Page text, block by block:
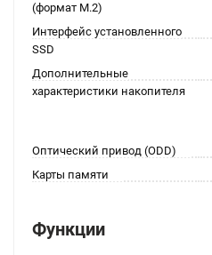
(формат M.2)
Интерфейс установленного
SSD
Дополнительные
характеристики накопителя
Оптический привод (ODD)
Карты памяти
Функции